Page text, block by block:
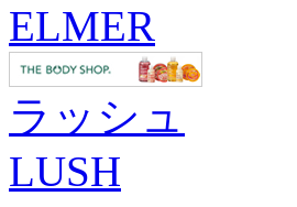
ELMER
ラッシュ
LUSH